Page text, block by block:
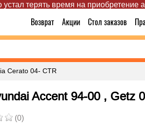
терять время на приобретение
Возврат Акции Стол заказов
Cerato 04- CTR
Accent 94-00 , Getz
(0)